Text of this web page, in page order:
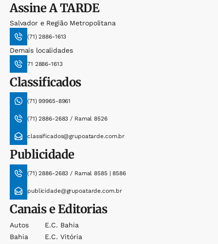
AssineA TARDE
Salvador e Região Metropolitana
(71) 2886-1613
Demais localidades
71 2886-1613
Classificados
(71) 99965-8961
(71) 2886-2683 / Ramal 8526
classificados@grupoatarde.com.br
Publicidade
(71) 2886-2683 / Ramal 8585 | 8586
publicidade@grupoatarde.com.br
Canais e Editorias
Autos
Bahia
E.c. Bahia
E.c. Vitória